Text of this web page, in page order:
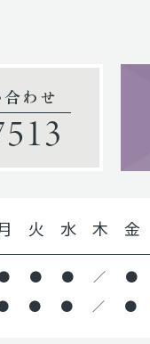
わせ
火 水 木 金
● ● ／ ●
● ● ／ ●